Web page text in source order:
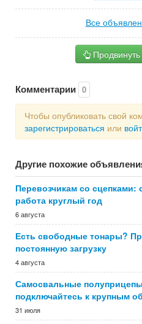
Все
Комментарии 0
Чтобы опубликовать свой
зарегистрироваться или
Другие похожие
Перевозчикам со сцепками:
работа круглый год
6 августа
Есть свободные тонары?
постоянную загрузку
4 августа
Самосвальные
подключайтесь к крупным
31 июля